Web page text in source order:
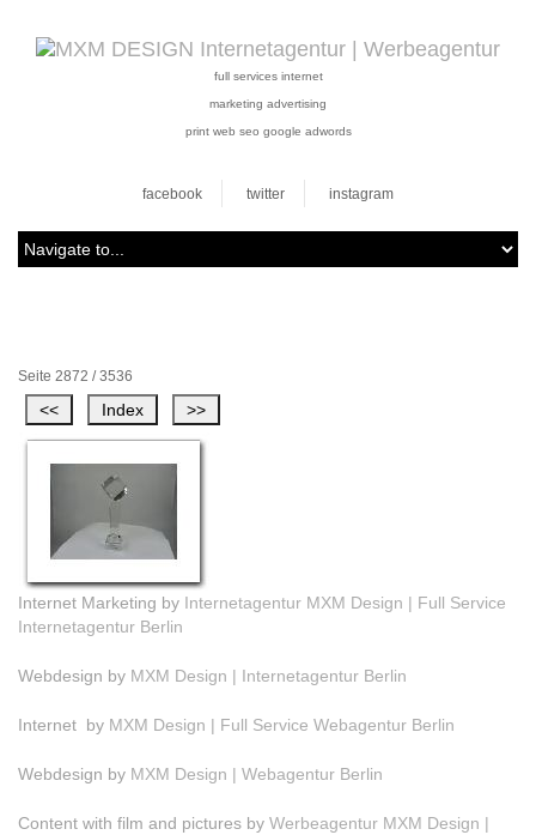
full services internet
marketing advertising
print web seo google adwords
facebook twitter instagram
Seite 2872 / 3536
Internet Marketing by Internetagentur MXM Design | Full Service
Internetagentur Berlin
Webdesign by MXM Design | Internetagentur Berlin
Internet by MXM Design | Full Service Webagentur Berlin
Webdesign by MXM Design | Webagentur Berlin
Content with film and pictures by Werbeagentur MXM Design |